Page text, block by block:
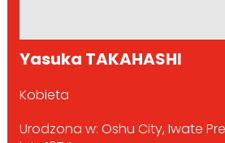
Yasuka TAKAHASHI
Kobieta
Urodzona w: Oshu City, Iwate